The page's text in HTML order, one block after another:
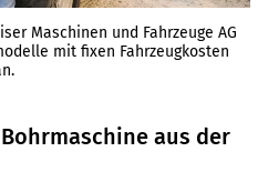
Maschinen und Fahrzeuge AG
mit fixen Fahrzeugkosten
aus der